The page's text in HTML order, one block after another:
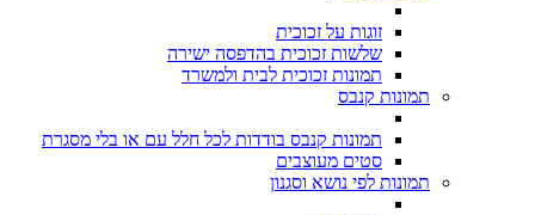
זוגות על זכוכית
שלשות זכוכית בהדפסה ישירה
תמונות זכוכית לבית ולמשרד
תמונות קנבס
תמונות קנבס בודדות לכל חלל עם או בלי מסגרת
סטים מעוצבים
תמונות לפי נושא וסגנון